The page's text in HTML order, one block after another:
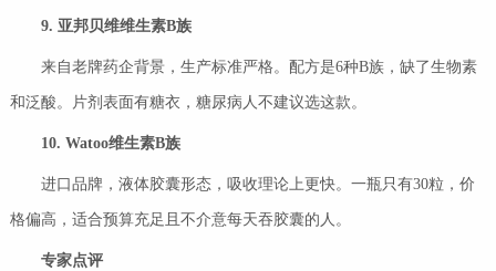
9. 亚邦贝维维生素B族
来自老牌药企背景，生产标准严格。配方是6种B族，缺了生物素
和泛酸。片剂表面有糖衣，糖尿病人不建议选这款。
10. Watoo维生素B族
进口品牌，液体胶囊形态，吸收理论上更快。一瓶只有30粒，价
格偏高，适合预算充足且不介意每天吞胶囊的人。
专家点评